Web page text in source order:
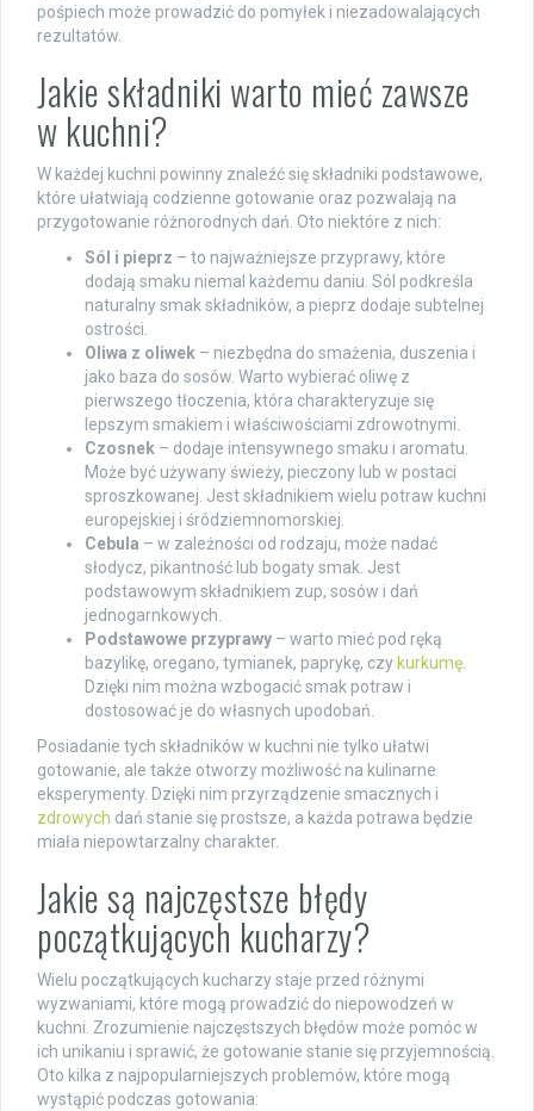
pośpiech może prowadzić do pomyłek i niezadowalających
rezultatów.
Jakie składniki warto mieć zawsze
w kuchni?
W każdej kuchni powinny znaleźć się składniki podstawowe,
które ułatwiają codzienne gotowanie oraz pozwalają na
przygotowanie różnorodnych dań. Oto niektóre z nich:
Sól i pieprz – to najważniejsze przyprawy, które
dodają smaku niemal każdemu daniu. Sól podkreśla
naturalny smak składników, a pieprz dodaje subtelnej
ostrości.
Oliwa z oliwek – niezbędna do smażenia, duszenia i
jako baza do sosów. Warto wybierać oliwę z
pierwszego tłoczenia, która charakteryzuje się
lepszym smakiem i właściwościami zdrowotnymi.
Czosnek – dodaje intensywnego smaku i aromatu.
Może być używany świeży, pieczony lub w postaci
sproszkowanej. Jest składnikiem wielu potraw kuchni
europejskiej i śródziemnomorskiej.
Cebula – w zależności od rodzaju, może nadać
słodycz, pikantność lub bogaty smak. Jest
podstawowym składnikiem zup, sosów i dań
jednogarnkowych.
Podstawowe przyprawy – warto mieć pod ręką
bazylikę, oregano, tymianek, paprykę, czy kurkumę.
Dzięki nim można wzbogacić smak potraw i
dostosować je do własnych upodobań.
Posiadanie tych składników w kuchni nie tylko ułatwi
gotowanie, ale także otworzy możliwość na kulinarne
eksperymenty. Dzięki nim przyrządzenie smacznych i
zdrowych dań stanie się prostsze, a każda potrawa będzie
miała niepowtarzalny charakter.
Jakie są najczęstsze błędy
początkujących kucharzy?
Wielu początkujących kucharzy staje przed różnymi
wyzwaniami, które mogą prowadzić do niepowodzeń w
kuchni. Zrozumienie najczęstszych błędów może pomóc w
ich unikaniu i sprawić, że gotowanie stanie się przyjemnością.
Oto kilka z najpopularniejszych problemów, które mogą
wystąpić podczas gotowania: